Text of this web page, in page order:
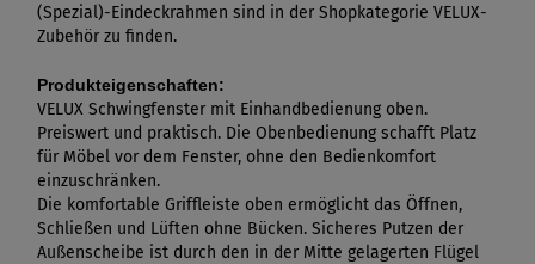
(Spezial)-Eindeckrahmen sind in der Shopkategorie VELUX-
Zubehör zu finden.
Produkteigenschaften:
VELUX Schwingfenster mit Einhandbedienung oben.
Preiswert und praktisch. Die Obenbedienung schafft Platz
für Möbel vor dem Fenster, ohne den Bedienkomfort
einzuschränken.
Die komfortable Griffleiste oben ermöglicht das Öffnen,
Schließen und Lüften ohne Bücken. Sicheres Putzen der
Außenscheibe ist durch den in der Mitte gelagerten Flügel